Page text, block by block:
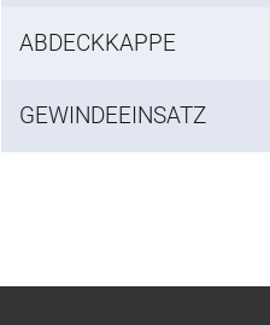
ABDECKKAPPE
GEWINDEEINSATZ